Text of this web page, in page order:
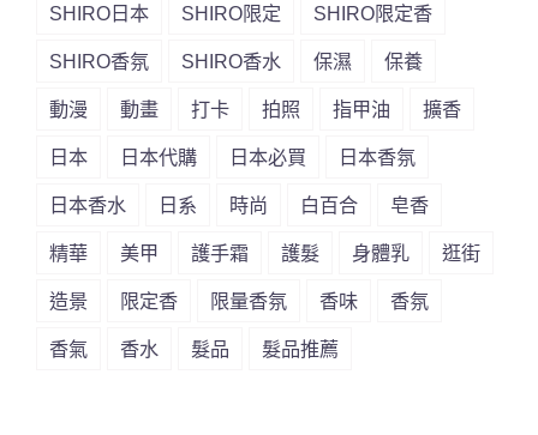
SHIRO日本 SHIRO限定 SHIRO限定香
SHIRO香氛 SHIRO香水 保濕 保養
動漫 動畫 打卡 拍照 指甲油 擴香
日本 日本代購 日本必買 日本香氛
日本香水 日系 時尚 白百合 皂香
精華 美甲 護手霜 護髮 身體乳 逛街
造景 限定香 限量香氛 香味 香氛
香氣 香水 髮品 髮品推薦